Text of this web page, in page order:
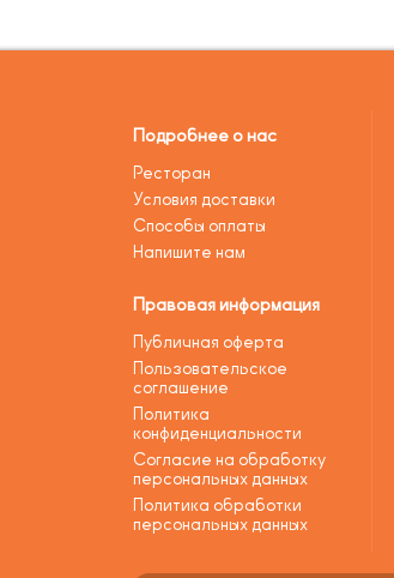
Подробнее о нас
Ресторан
Условия доставки
Способы оплаты
Напишите нам
Правовая информация
Публичная оферта
Пользовательское
соглашение
Политика
конфиденциальности
Согласие на обработку
персональных данных
Политика обработки
персональных данных